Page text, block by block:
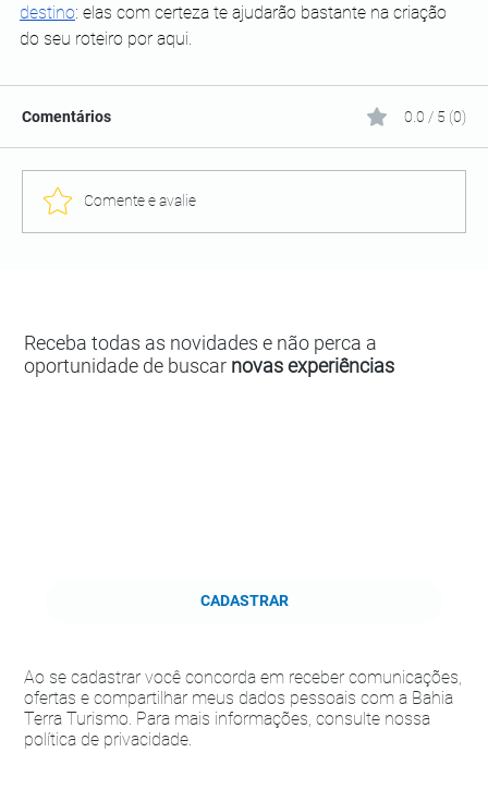
destino: elas com certeza te ajudarão bastante na criação
do seu roteiro por aqui.
Comentários 0.0 / 5 (0)
Comente e avalie
Receba todas as novidades e não perca a
oportunidade de buscar novas experiências
CADASTRAR
Ao se cadastrar você concorda em receber comunicações,
ofertas e compartilhar meus dados pessoais com a Bahia
Terra Turismo. Para mais informações, consulte nossa
política de privacidade.